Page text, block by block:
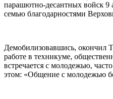
парашютно-десантных войск 9
семью благодарностями
Демобилизовавшись, окончил
работе в техникуме,
встречается с молодежью,
этом: «Общение с молодежью